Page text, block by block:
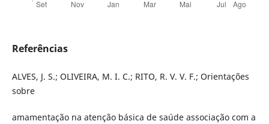
Referências
ALVES, J. S.; OLIVEIRA, M. I. C.; RITO, R. V. V. F.; Orientações
sobre
amamentação na atenção básica de saúde associação com a